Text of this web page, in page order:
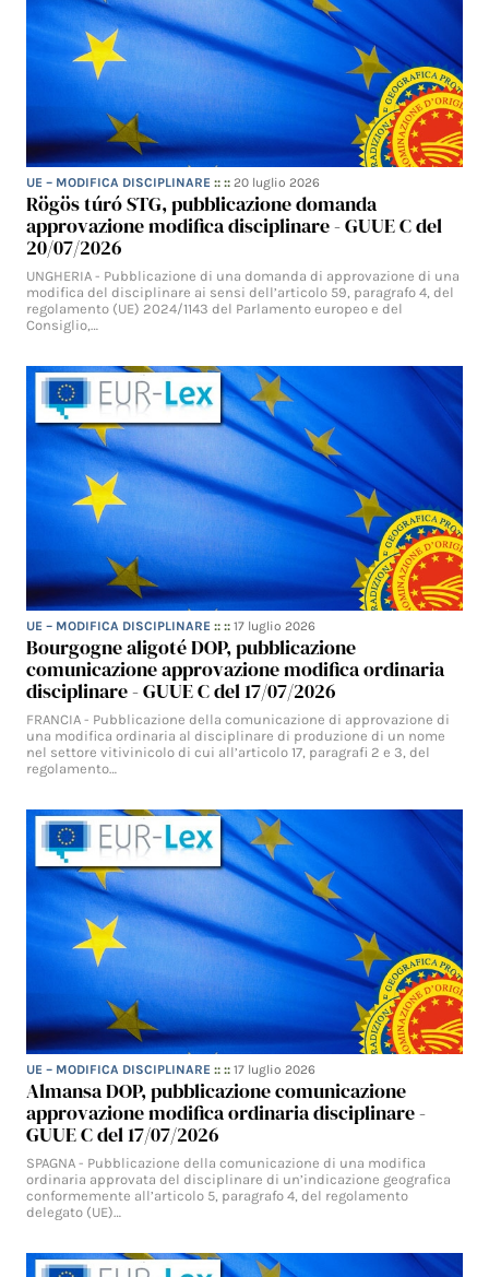
UE – MODIFICA DISCIPLINARE :: ::20 luglio 2026
Rögös túró STG, pubblicazione domanda
approvazione modifica disciplinare - GUUE C del
20/07/2026
UNGHERIA - Pubblicazione di una domanda di approvazione di una
modifica del disciplinare ai sensi dell’articolo 59, paragrafo 4, del
regolamento (UE) 2024/1143 del Parlamento europeo e del
Consiglio,…
UE – MODIFICA DISCIPLINARE :: ::17 luglio 2026
Bourgogne aligoté DOP, pubblicazione
comunicazione approvazione modifica ordinaria
disciplinare - GUUE C del 17/07/2026
FRANCIA - Pubblicazione della comunicazione di approvazione di
una modifica ordinaria al disciplinare di produzione di un nome
nel settore vitivinicolo di cui all’articolo 17, paragrafi 2 e 3, del
regolamento…
UE – MODIFICA DISCIPLINARE :: ::17 luglio 2026
Almansa DOP, pubblicazione comunicazione
approvazione modifica ordinaria disciplinare -
GUUE C del 17/07/2026
SPAGNA - Pubblicazione della comunicazione di una modifica
ordinaria approvata del disciplinare di un’indicazione geografica
conformemente all’articolo 5, paragrafo 4, del regolamento
delegato (UE)…